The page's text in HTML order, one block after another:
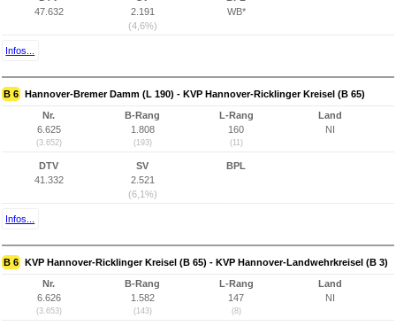
47.632
2.191
(4,6%)
WB*
Infos...
B 6 Hannover-Bremer Damm (L 190) - KVP Hannover-Ricklinger Kreisel (B 65)
Nr.
6.625
(3.652)
B-Rang
1.808
(193)
L-Rang
160
(11)
Land
NI
DTV
41.332
SV
2.521
(6,1%)
BPL
Infos...
B 6 KVP Hannover-Ricklinger Kreisel (B 65) - KVP Hannover-Landwehrkreisel (B 3)
Nr.
6.626
(3.653)
B-Rang
1.582
(143)
L-Rang
147
(8)
Land
NI